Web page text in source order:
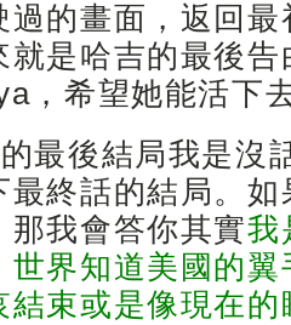
過的畫面，返回
就是哈吉的最後
，希望她能活下
最後結局我是沒
最終話的結局。
那我會答你其實我
世界知道美國的
結束或是像現在的